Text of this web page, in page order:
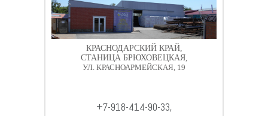
КРАСНОДАРСКИЙ КРАЙ,
СТАНИЦА БРЮХОВЕЦКАЯ,
УЛ. КРАСНОАРМЕЙСКАЯ, 19
+7-918-414-90-33,